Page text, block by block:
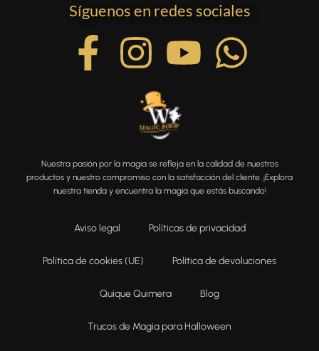
Síguenos en redes sociales
Nuestra pasión por la magia se refleja en la calidad de nuestros
productos y nuestro compromiso con la satisfacción del cliente. ¡Explora
nuestra tienda y encuentra la magia que estás buscando!
Aviso legal Políticas de privacidad
Política de cookies (UE) Política de devoluciones
Quique Quimera Blog
Trucos de Magia para Halloween